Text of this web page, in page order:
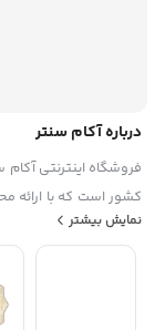
درباره آکام سنتر
فروشگاه اینترنتی آکام
کشور است که با ارائه
تاسیس شده. آکام سنتر
و خدمات پس از
حرفه ای، به عنوان یک
نمایش بیشتر